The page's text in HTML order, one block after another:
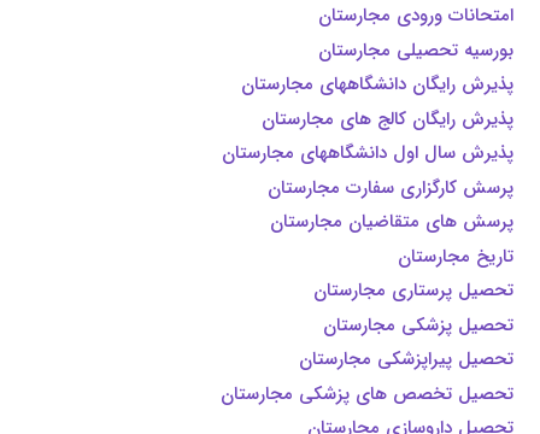
امتحانات ورودی مجارستان
بورسیه تحصیلی مجارستان
پذیرش رایگان دانشگاههای مجارستان
پذیرش رایگان کالج های مجارستان
پذیرش سال اول دانشگاههای مجارستان
پرسش کارگزاری سفارت مجارستان
پرسش های متقاضیان مجارستان
تاریخ مجارستان
تحصیل پرستاری مجارستان
تحصیل پزشکی مجارستان
تحصیل پیراپزشکی مجارستان
تحصیل تخصص های پزشکی مجارستان
تحصیل داروسازی مجارستان